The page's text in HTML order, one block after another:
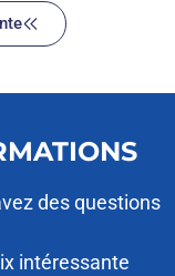
des questions
intéressante